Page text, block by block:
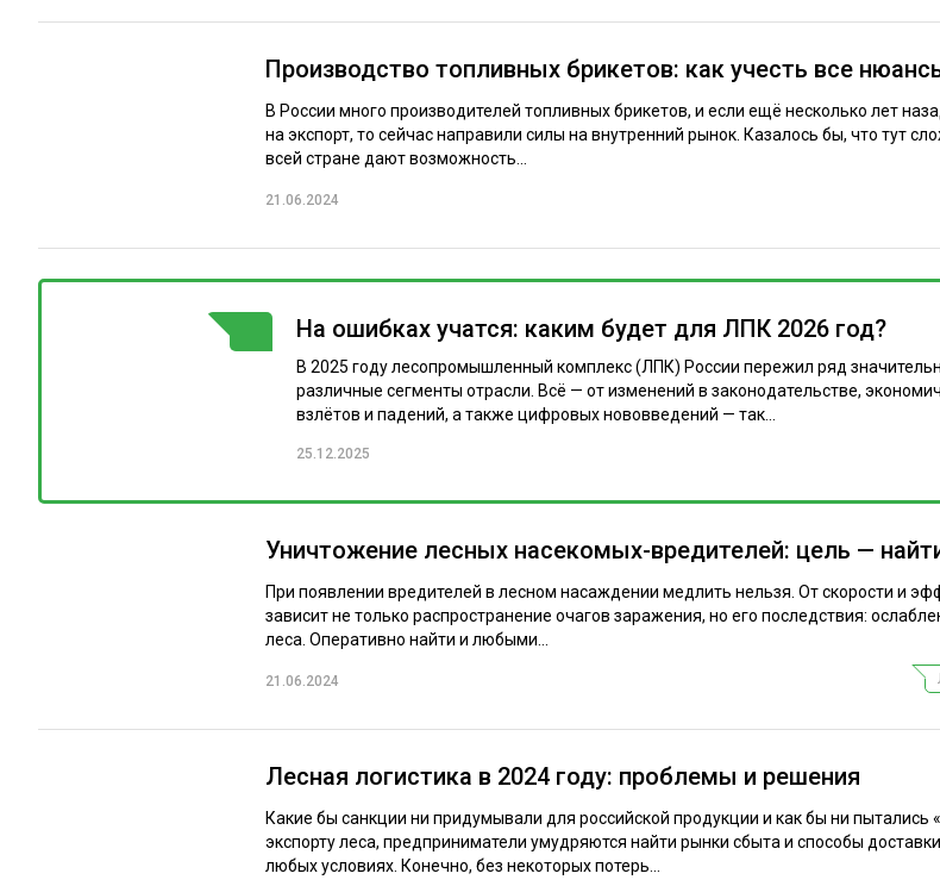
Производство топливных брикетов: как учесть все
В России много производителей топливных брикетов, и если ещё несколько лет
на экспорт, то сейчас направили силы на внутренний рынок. Казалось бы, что тут
всей стране дают возможность...
21.06.2024
Уничтожение лесных насекомых-вредителей: цель —
При появлении вредителей в лесном насаждении медлить нельзя. От скорости и
зависит не только распространение очагов заражения, но его последствия:
леса. Оперативно найти и любыми...
21.06.2024
Лесная логистика в 2024 году: проблемы и решения
Какие бы санкции ни придумывали для российской продукции и как бы ни пытались
экспорту леса, предприниматели умудряются найти рынки сбыта и способы
любых условиях. Конечно, без некоторых потерь...
ГОРЯЧАЯ ТЕМА
На ошибках учатся: каким будет для ЛПК 2026 год?
В 2025 году лесопромышленный комплекс (ЛПК) России пережил ряд
различные сегменты отрасли. Всё — от изменений в законодательстве,
взлётов и падений, а также цифровых нововведений — так...
25.12.2025